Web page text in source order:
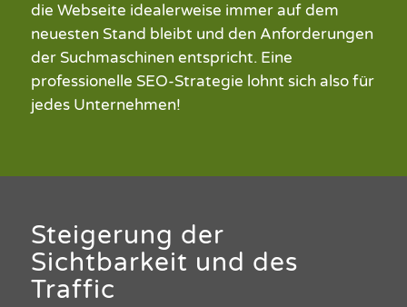
die Webseite idealerweise immer auf dem
neuesten Stand bleibt und den Anforderungen
der Suchmaschinen entspricht. Eine
professionelle SEO-Strategie lohnt sich also für
jedes Unternehmen!
Steigerung der
Sichtbarkeit und des
Traffic